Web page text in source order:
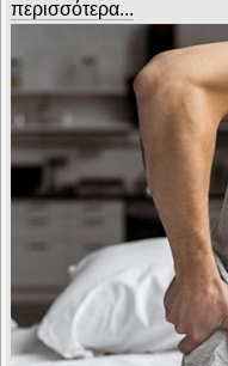
περισσότερα...